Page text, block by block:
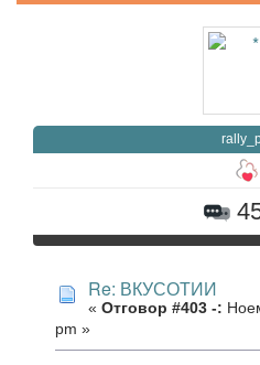
Re: ВКУСОТИИ
« Отговор #403 -:
pm »